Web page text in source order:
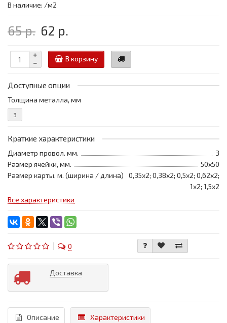
В наличие: /м2
65 р. 62 р.
В корзину
Доступные опции
Толщина металла, мм
3
Краткие характеристики
Диаметр провол. мм.
3
Размер ячейки, мм.
50х50
Размер карты, м. (ширина / длина)
0,35х2; 0,38х2; 0,5х2; 0,62х2;
1х2; 1,5х2
Все характеристики
0
Доставка
Описание Характеристики